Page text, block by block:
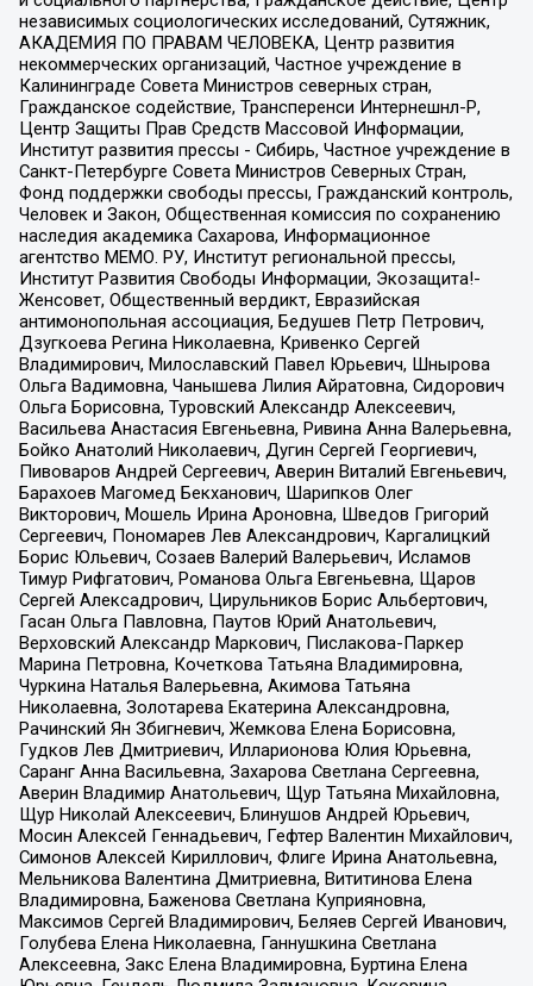
независимых социологических исследований, Сутяжник,
АКАДЕМИЯ ПО ПРАВАМ ЧЕЛОВЕКА, Центр развития
некоммерческих организаций, Частное учреждение в
Калининграде Совета Министров северных стран,
Гражданское содействие, Трансперенси Интернешнл-Р,
Центр Защиты Прав Средств Массовой Информации,
Институт развития прессы - Сибирь, Частное учреждение в
Санкт-Петербурге Совета Министров Северных Стран,
Фонд поддержки свободы прессы, Гражданский контроль,
Человек и Закон, Общественная комиссия по сохранению
наследия академика Сахарова, Информационное
агентство МЕМО. РУ, Институт региональной прессы,
Институт Развития Свободы Информации, Экозащита!-
Женсовет, Общественный вердикт, Евразийская
антимонопольная ассоциация, Бедушев Петр Петрович,
Дзугкоева Регина Николаевна, Кривенко Сергей
Владимирович, Милославский Павел Юрьевич, Шнырова
Ольга Вадимовна, Чанышева Лилия Айратовна, Сидорович
Ольга Борисовна, Туровский Александр Алексеевич,
Васильева Анастасия Евгеньевна, Ривина Анна Валерьевна,
Бойко Анатолий Николаевич, Дугин Сергей Георгиевич,
Пивоваров Андрей Сергеевич, Аверин Виталий Евгеньевич,
Барахоев Магомед Бекханович, Шарипков Олег
Викторович, Мошель Ирина Ароновна, Шведов Григорий
Сергеевич, Пономарев Лев Александрович, Каргалицкий
Борис Юльевич, Созаев Валерий Валерьевич, Исламов
Тимур Рифгатович, Романова Ольга Евгеньевна, Щаров
Сергей Алексадрович, Цирульников Борис Альбертович,
Гасан Ольга Павловна, Паутов Юрий Анатольевич,
Верховский Александр Маркович, Пислакова-Паркер
Марина Петровна, Кочеткова Татьяна Владимировна,
Чуркина Наталья Валерьевна, Акимова Татьяна
Николаевна, Золотарева Екатерина Александровна,
Рачинский Ян Збигневич, Жемкова Елена Борисовна,
Гудков Лев Дмитриевич, Илларионова Юлия Юрьевна,
Саранг Анна Васильевна, Захарова Светлана Сергеевна,
Аверин Владимир Анатольевич, Щур Татьяна Михайловна,
Щур Николай Алексеевич, Блинушов Андрей Юрьевич,
Мосин Алексей Геннадьевич, Гефтер Валентин Михайлович,
Симонов Алексей Кириллович, Флиге Ирина Анатольевна,
Мельникова Валентина Дмитриевна, Вититинова Елена
Владимировна, Баженова Светлана Куприяновна,
Максимов Сергей Владимирович, Беляев Сергей Иванович,
Голубева Елена Николаевна, Ганнушкина Светлана
Алексеевна, Закс Елена Владимировна, Буртина Елена